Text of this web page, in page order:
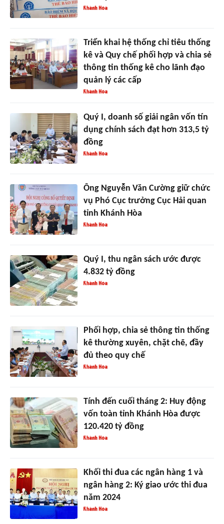
Triển khai hệ thống chỉ tiêu thống
kê và Quy chế phối hợp và chia sẻ
thông tin thống kê cho lãnh đạo
quản lý các cấp
Quý I, doanh số giải ngân vốn tín
dụng chính sách đạt hơn 313,5 tỷ
đồng
Ông Nguyễn Văn Cường giữ chức
vụ Phó Cục trưởng Cục Hải quan
tỉnh Khánh Hòa
Quý I, thu ngân sách ước được
4.832 tỷ đồng
Phối hợp, chia sẻ thông tin thống
kê thường xuyên, chặt chẽ, đầy
đủ theo quy chế
Tính đến cuối tháng 2: Huy động
vốn toàn tỉnh Khánh Hòa được
120.420 tỷ đồng
Khối thi đua các ngân hàng 1 và
ngân hàng 2: Ký giao ước thi đua
năm 2024